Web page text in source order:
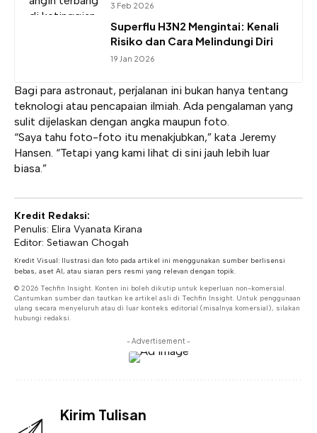
3 Feb 2026
Superflu H3N2 Mengintai: Kenali
Risiko dan Cara Melindungi Diri
19 Jan 2026
Bagi para astronaut, perjalanan ini bukan hanya tentang
teknologi atau pencapaian ilmiah. Ada pengalaman yang
sulit dijelaskan dengan angka maupun foto.
“Saya tahu foto-foto itu menakjubkan,” kata Jeremy
Hansen. “Tetapi yang kami lihat di sini jauh lebih luar
biasa.”
Kredit Redaksi:
Penulis: Elira Vyanata Kirana
Editor: Setiawan Chogah
Kredit Visual: Ilustrasi dan foto pada artikel ini menggunakan sumber berlisensi
bebas, aset AI, atau siaran pers resmi yang relevan dengan topik.
© 2026 Techfin Insight. Konten ini boleh dikutip untuk keperluan non-komersial.
Cantumkan sumber dan tautkan ke artikel asli di Techfin Insight. Untuk penggunaan
ulang secara menyeluruh atau di luar konteks editorial (misalnya komersial), silakan
hubungi redaksi.
- Advertisement -
Kirim Tulisan